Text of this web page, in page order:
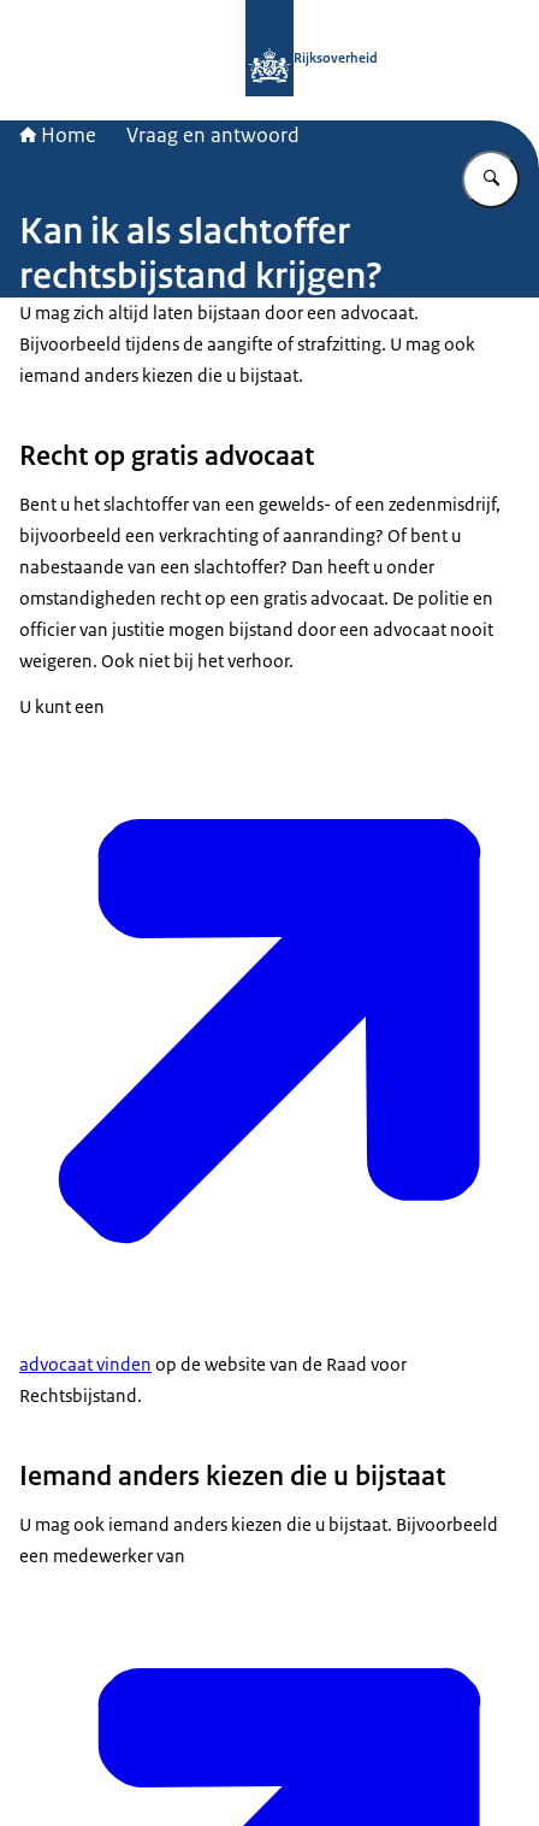
Rijksoverheid
Home Vraag en antwoord
Kan ik als slachtoffer
rechtsbijstand krijgen?
U mag zich altijd laten bijstaan door een advocaat.
Bijvoorbeeld tijdens de aangifte of strafzitting. U mag ook
iemand anders kiezen die u bijstaat.
Recht op gratis advocaat
Bent u het slachtoffer van een gewelds- of een zedenmisdrijf,
bijvoorbeeld een verkrachting of aanranding? Of bent u
nabestaande van een slachtoffer? Dan heeft u onder
omstandigheden recht op een gratis advocaat. De politie en
officier van justitie mogen bijstand door een advocaat nooit
weigeren. Ook niet bij het verhoor.
U kunt een
advocaat vinden op de website van de Raad voor
Rechtsbijstand.
Iemand anders kiezen die u bijstaat
U mag ook iemand anders kiezen die u bijstaat. Bijvoorbeeld
een medewerker van